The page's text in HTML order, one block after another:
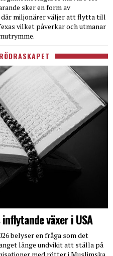
sker en form av
miljonärer väljer att flytta till
vilket påverkar och utmanar
växer i USA
belyser en fråga som det
länge undvikit att ställa på
med rötter i Muslimska